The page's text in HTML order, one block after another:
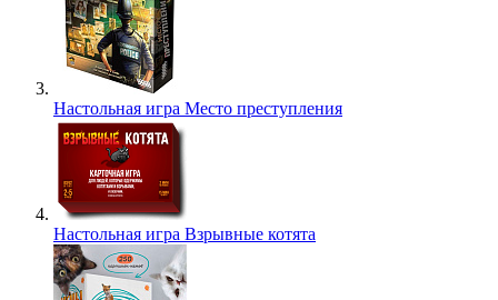
Настольная игра Место преступления
Настольная игра Взрывные котята